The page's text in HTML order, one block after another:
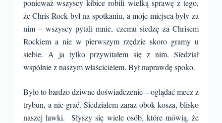
ponieważ wszyscy kibice robili wielką sprawę z tego,
że Chris Rock był na spotkaniu, a moje miejsca były za
nim – wszyscy pytali mnie, czemu siedzę za Chrisem
Rockiem a nie w pierwszym rzędzie skoro gramy u
siebie. A ja tylko przywitałem się z nim. Siedział
wspólnie z naszym właścicielem. Był naprawdę spoko.
Było to bardzo dziwne doświadczenie – oglądać mecz z
trybun, a nie grać. Siedziałem zaraz obok kosza, blisko
naszej ławki. Słyszy się wiele osób, które mówią, że